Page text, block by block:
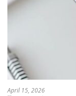
April 15, 2026